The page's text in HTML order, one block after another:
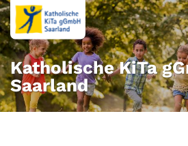
Zum Inhalt springen
Katholische KiTa
Saarland